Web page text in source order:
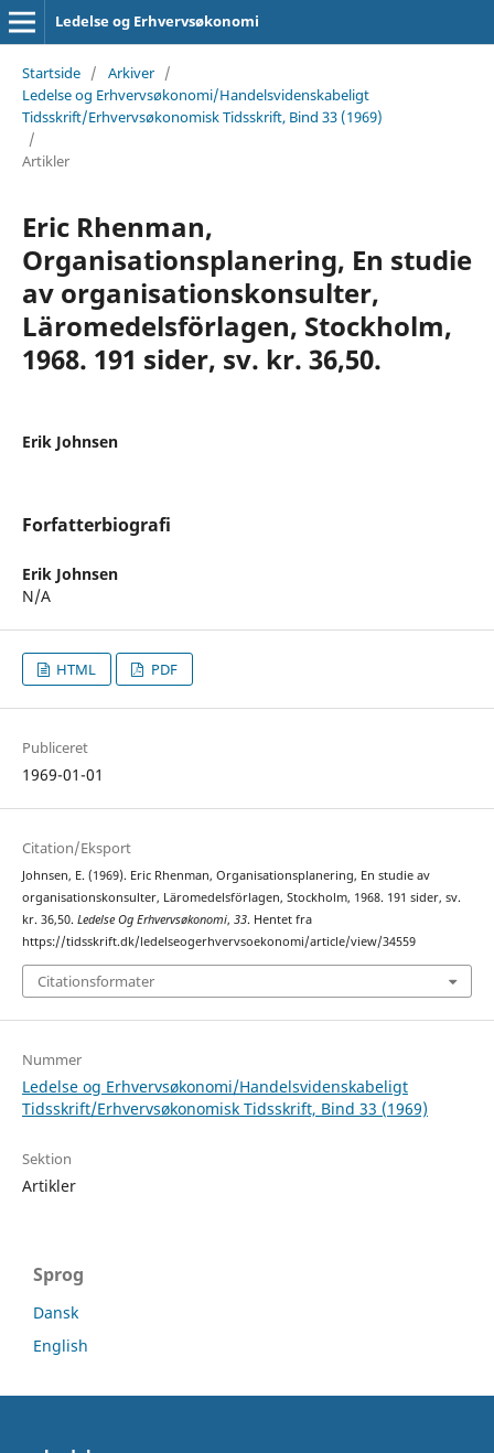
Ledelse og Erhvervsøkonomi
Startside / Arkiver /
Ledelse og Erhvervsøkonomi/Handelsvidenskabeligt
Tidsskrift/Erhvervsøkonomisk Tidsskrift, Bind 33 (1969)
/
Artikler
Eric Rhenman,
Organisationsplanering, En studie
av organisationskonsulter,
Läromedelsförlagen, Stockholm,
1968. 191 sider, sv. kr. 36,50.
Erik Johnsen
Forfatterbiografi
Erik Johnsen
N/A
HTML PDF
Publiceret
1969-01-01
Citation/Eksport
Johnsen, E. (1969). Eric Rhenman, Organisationsplanering, En studie av
organisationskonsulter, Läromedelsförlagen, Stockholm, 1968. 191 sider, sv.
kr. 36,50. Ledelse Og Erhvervsøkonomi, 33. Hentet fra
https://tidsskrift.dk/ledelseogerhvervsoekonomi/article/view/34559
Citationsformater
Nummer
Ledelse og Erhvervsøkonomi/Handelsvidenskabeligt
Tidsskrift/Erhvervsøkonomisk Tidsskrift, Bind 33 (1969)
Sektion
Artikler
Sprog
Dansk
English